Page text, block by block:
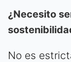
¿Necesito
No es